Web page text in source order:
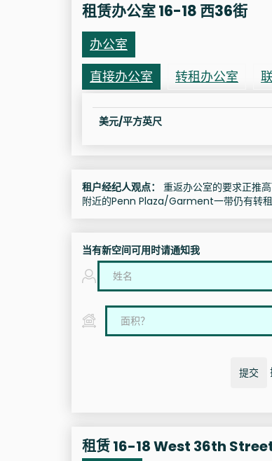
租赁办公室 16-18 西36街
办公室
直接办公室
转租办公室
美元/平方英尺
租户经纪人观点：
重返办公室的要求正推
附近的Penn Plaza/Garment一带仍有转租
当有新空间可用时请通知我
提交
租赁 16-18 West 36th